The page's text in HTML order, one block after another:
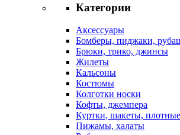
Категории
Аксессуары
Бомберы, пиджаки,
Брюки, трико, джинсы
Жилеты
Кальсоны
Костюмы
Колготки носки
Кофты, джемпера
Куртки, шакеты,
Пижамы, халаты